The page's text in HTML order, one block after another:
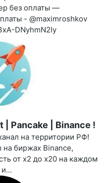
без оплаты —
- @maximroshkov
DNyhmN2Iy
Pancake | Binance !
на территории РФ!
биржах Binance,
от х2 до х20 на каждом